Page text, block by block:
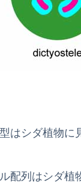
はシダ植物に
配列はシダ植